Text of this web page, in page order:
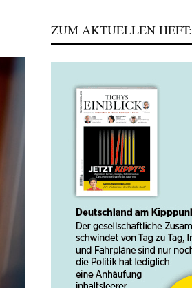
ZUM AKTUELLEN HEFT: